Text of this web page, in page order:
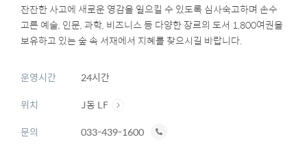
잔잔한 사고에 새로운 영감을 일으킬 수 있도록 심사숙고하며 손수
고른 예술, 인문, 과학, 비즈니스 등 다양한 장르의 도서 1,800여권을
보유하고 있는 숲 속 서재에서 지혜를 찾으시길 바랍니다.
운영시간
24시간
위치
J동 LF
문의
033-439-1600
전